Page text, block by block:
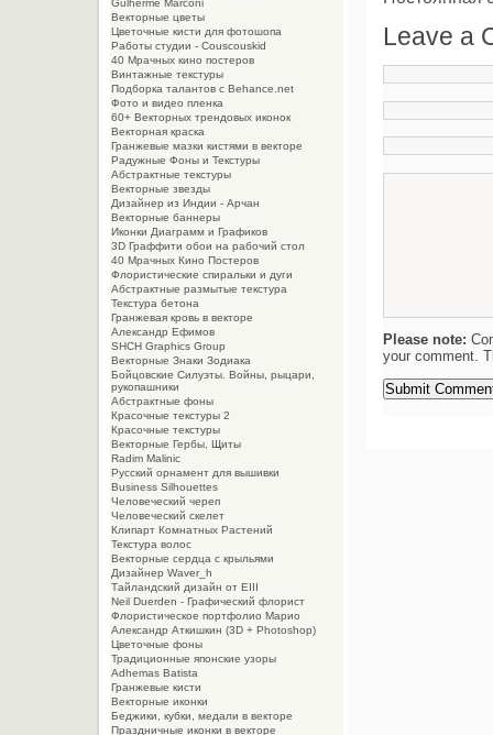
Leave a
Please note:
your comment.
Gulherme Marconi
Векторные цветы
Цветочные кисти для фотошопа
Работы студии - Couscouskid
40 Мрачных кино постеров
Винтажные текстуры
Подборка талантов с Behance.net
Фото и видео пленка
60+ Векторных трендовых иконок
Векторная краска
Гранжевые мазки кистями в векторе
Радужные Фоны и Текстуры
Абстрактные текстуры
Векторные звезды
Дизайнер из Индии - Арчан
Векторные баннеры
Иконки Диаграмм и Графиков
3D Граффити обои на рабочий стол
40 Мрачных Кино Постеров
Флористические спиральки и дуги
Абстрактные размытые текстура
Текстура бетона
Гранжевая кровь в векторе
Александр Ефимов
SHCH Graphics Group
Векторные Знаки Зодиака
Бойцовские Силуэты. Войны, рыцари,
рукопашники
Абстрактные фоны
Красочные текстуры 2
Красочные текстуры
Векторные Гербы, Щиты
Radim Malinic
Русский орнамент для вышивки
Business Silhouettes
Человеческий череп
Человеческий скелет
Клипарт Комнатных Растений
Текстура волос
Векторные сердца с крыльями
Дизайнер Waver_h
Тайландский дизайн от EIII
Neil Duerden - Графический флорист
Флористическое портфолио Марио
Александр Аткишкин (3D + Photoshop)
Цветочные фоны
Традиционные японские узоры
Adhemas Batista
Гранжевые кисти
Векторные иконки
Беджики, кубки, медали в векторе
Праздничные иконки в векторе